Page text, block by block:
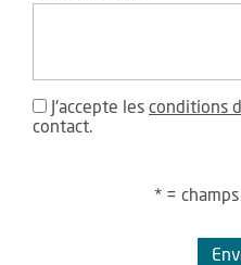
J'accepte les conditions
contact.
* =